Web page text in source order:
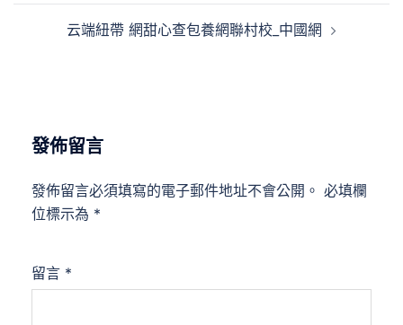
云端紐帶 網甜心查包養網聯村校_中國網
發佈留言
發佈留言必須填寫的電子郵件地址不會公開。 必填欄
位標示為 *
留言 *